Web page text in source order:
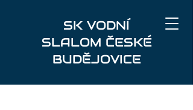
SK VODNÍ
SLALOM ČESKÉ
BUDĚJOVICE